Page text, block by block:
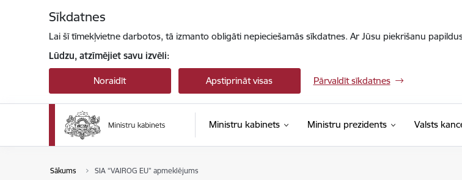
Sīkdatnes
Lai šī tīmekļvietne darbotos, tā izmanto obligāti nepieciešamās sīkdatnes. Ar Jūsu piekrišanu
Lūdzu, atzīmējiet savu izvēli:
Noraidīt Apstiprināt visas Pārvaldīt sīkdatnes
Ministru kabinets Ministru prezidents Valsts
Sākums SIA “VAIROG EU” apmeklējums